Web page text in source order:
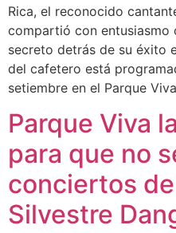
Rica, el reconocido
compartió con entusiasmo
secreto detrás de su éxito
del cafetero está
setiembre en el Parque
Parque Viva
para que no
conciertos
Silvestre